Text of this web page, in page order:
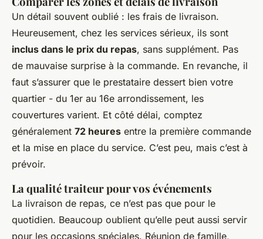
Un détail souvent oublié : les frais de livraison.
Heureusement, chez les services sérieux, ils sont
inclus dans le prix du repas, sans supplément. Pas
de mauvaise surprise à la commande. En revanche, il
faut s’assurer que le prestataire dessert bien votre
quartier - du 1er au 16e arrondissement, les
couvertures varient. Et côté délai, comptez
généralement 72 heures entre la première commande
et la mise en place du service. C’est peu, mais c’est à
prévoir.
La qualité traiteur pour vos événements
La livraison de repas, ce n’est pas que pour le
quotidien. Beaucoup oublient qu’elle peut aussi servir
pour les occasions spéciales. Réunion de famille,